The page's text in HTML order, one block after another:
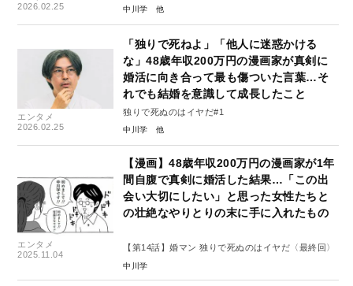
2026.02.25
中川学
エンタメ
2026.02.25
「独りで死ねよ」「他人に迷惑かける
な」48歳年収200万円の漫画家が真剣に
婚活に向き合って最も傷ついた言葉…そ
れでも結婚を意識して成長したこと
独りで死ぬのはイヤだ#1
中川学
エンタメ
2025.11.04
【漫画】48歳年収200万円の漫画家が1年
間自腹で真剣に婚活した結果…「この出
会い大切にしたい」と思った女性たちと
の壮絶なやりとりの末に手に入れたもの
【第14話】婚マン 独りで死ぬのはイヤだ〈最終回〉
中川学